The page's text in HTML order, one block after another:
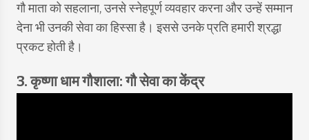
गौ माता को सहलाना, उनसे स्नेहपूर्ण व्यवहार करना और उन्हें सम्मान
देना भी उनकी सेवा का हिस्सा है। इससे उनके प्रति हमारी श्रद्धा
प्रकट होती है।
3. कृष्णा धाम गौशाला: गौ सेवा का केंद्र